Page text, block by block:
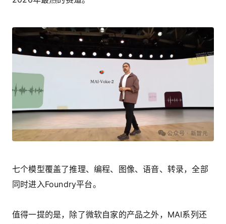
七个模型覆盖了推理、编程、图像、语音、转录，全部
同时进入Foundry平台。
值得一提的是，除了微软自家的产品之外，MAI系列还